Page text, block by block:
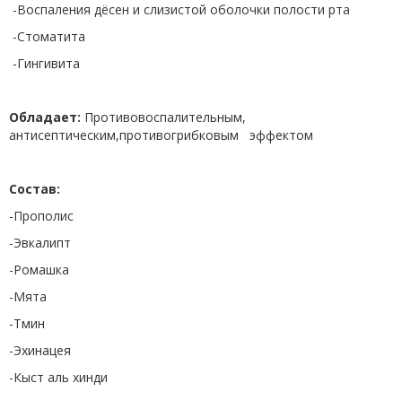
-Воспаления дёсен и слизистой оболочки полости рта
-Стоматита
-Гингивита
Обладает: Противовоспалительным,
антисептическим,противогрибковым эффектом
Состав:
-Прополис
-Эвкалипт
-Ромашка
-Мята
-Тмин
-Эхинацея
-Кыст аль хинди